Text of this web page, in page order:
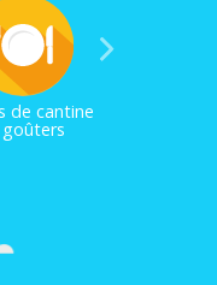
de cantine